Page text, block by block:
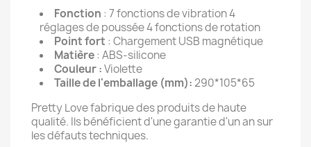
Fonction : 7 fonctions de vibration 4
réglages de poussée 4 fonctions de rotation
Point fort : Chargement USB magnétique
Matière: ABS-silicone
Couleur :Violette
Taille de l'emballage (mm):290*105*65
Pretty Love fabrique des produits de haute
qualité. Ils bénéficient d'une garantie d'un an sur
les défauts techniques.